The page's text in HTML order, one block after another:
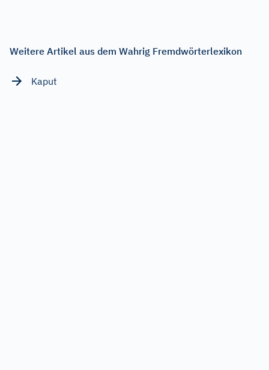
Weitere Artikel aus dem Wahrig Fremdwörterlexikon
Kaput